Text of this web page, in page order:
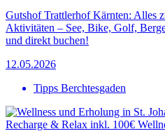
Gutshof Trattlerhof Kärnten: Alles
Aktivitäten – See, Bike, Golf,
und direkt buchen!
12.05.2026
Tipps Berchtesgaden